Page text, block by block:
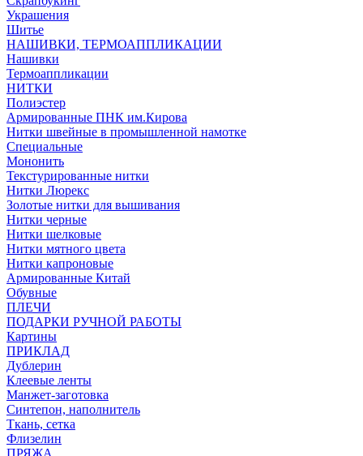
Украшения
Шитье
НАШИВКИ, ТЕРМОАППЛИКАЦИИ
Нашивки
Термоаппликации
НИТКИ
Полиэстер
Армированные ПНК им.Кирова
Нитки швейные в промышленной намотке
Специальные
Мононить
Текстурированные нитки
Нитки Люрекс
Золотые нитки для вышивания
Нитки черные
Нитки шелковые
Нитки мятного цвета
Нитки капроновые
Армированные Китай
Обувные
ПЛЕЧИ
ПОДАРКИ РУЧНОЙ РАБОТЫ
Картины
ПРИКЛАД
Дублерин
Клеевые ленты
Манжет-заготовка
Синтепон, наполнитель
Ткань, сетка
Флизелин
ПРЯЖА